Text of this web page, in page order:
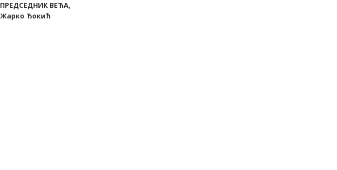
ПРЕДСЕДНИК ВЕЋА,
Жарко Ђокић